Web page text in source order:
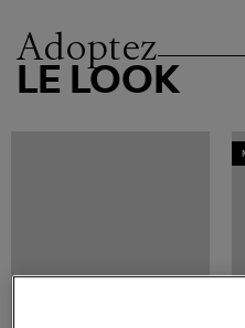
Adoptez
LE LOOK